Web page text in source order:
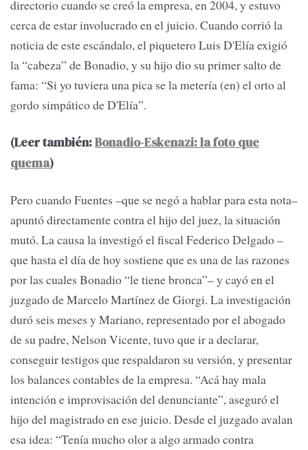
directorio cuando se creó la empresa, en 2004, y estuvo
cerca de estar involucrado en el juicio. Cuando corrió la
noticia de este escándalo, el piquetero Luis D'Elía exigió
la “cabeza” de Bonadio, y su hijo dio su primer salto de
fama: “Si yo tuviera una pica se la metería (en) el orto al
gordo simpático de D'Elía”.
(Leer también:Bonadio-Eskenazi: la foto que
quema)
Pero cuando Fuentes –que se negó a hablar para esta nota–
apuntó directamente contra el hijo del juez, la situación
mutó. La causa la investigó el fiscal Federico Delgado –
que hasta el día de hoy sostiene que es una de las razones
por las cuales Bonadio “le tiene bronca”– y cayó en el
juzgado de Marcelo Martínez de Giorgi. La investigación
duró seis meses y Mariano, representado por el abogado
de su padre, Nelson Vicente, tuvo que ir a declarar,
conseguir testigos que respaldaron su versión, y presentar
los balances contables de la empresa. “Acá hay mala
intención e improvisación del denunciante”, aseguró el
hijo del magistrado en ese juicio. Desde el juzgado avalan
esa idea: “Tenía mucho olor a algo armado contra